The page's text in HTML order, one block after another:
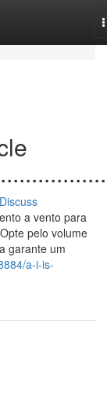
Discuss
a vento para
pelo volume
garante um
a-i-is-